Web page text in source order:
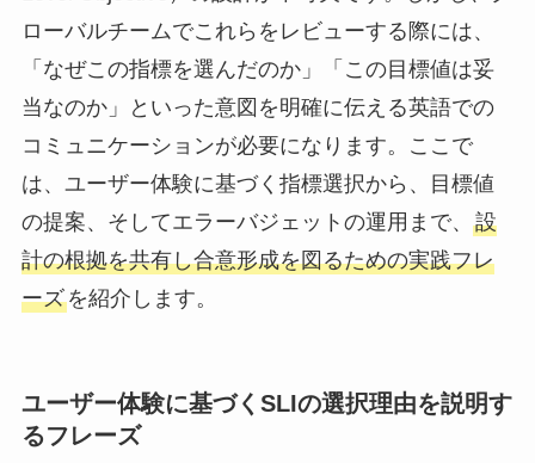
ローバルチームでこれらをレビューする際には、
「なぜこの指標を選んだのか」「この目標値は妥
当なのか」といった意図を明確に伝える英語での
コミュニケーションが必要になります。ここで
は、ユーザー体験に基づく指標選択から、目標値
の提案、そしてエラーバジェットの運用まで、 設
計の根拠を共有し合意形成を図るための実践フレ
ーズを紹介します。
ユーザー体験に基づくSLIの選択理由を説明す
るフレーズ